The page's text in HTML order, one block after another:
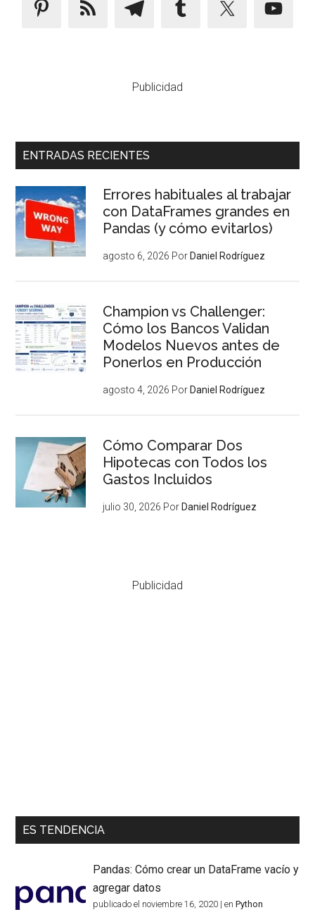
Publicidad
ENTRADAS RECIENTES
Errores habituales al trabajar
con DataFrames grandes en
Pandas (y cómo evitarlos)
agosto 6, 2026 Por Daniel Rodríguez
Champion vs Challenger:
Cómo los Bancos Validan
Modelos Nuevos antes de
Ponerlos en Producción
agosto 4, 2026 Por Daniel Rodríguez
Cómo Comparar Dos
Hipotecas con Todos los
Gastos Incluidos
julio 30, 2026 Por Daniel Rodríguez
Publicidad
ES TENDENCIA
Pandas: Cómo crear un DataFrame vacío y
agregar datos
publicado el noviembre 16, 2020 |enPython